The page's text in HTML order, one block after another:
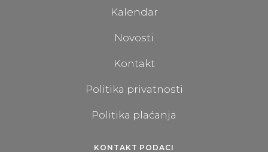
Kalendar
Novosti
Kontakt
Politika privatnosti
Politika plaćanja
KONTAKT PODACI